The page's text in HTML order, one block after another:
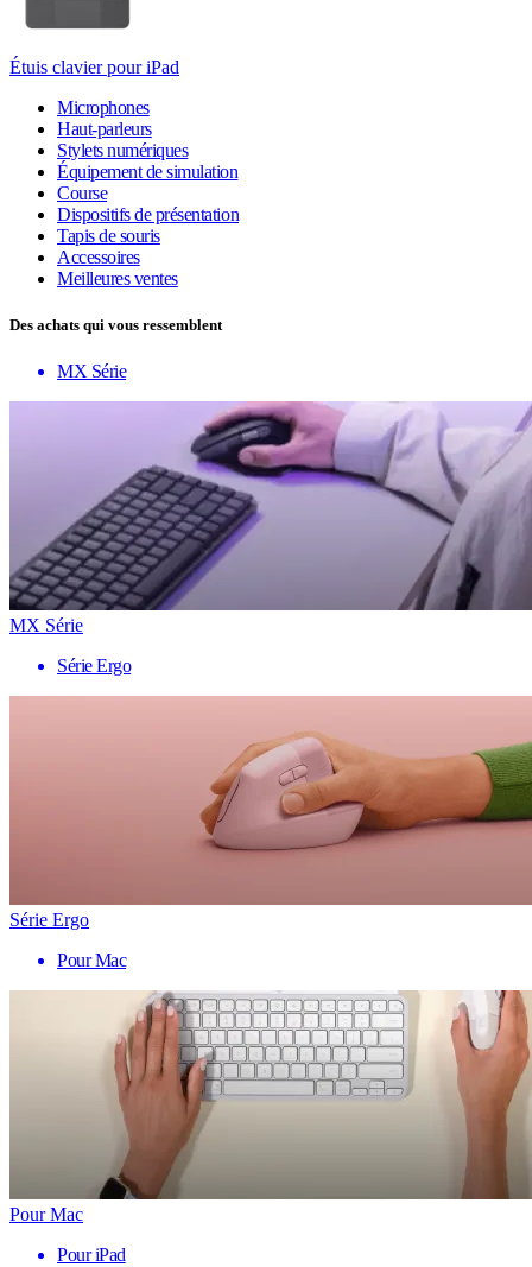
Étuis clavier pour iPad
Microphones
Haut-parleurs
Stylets numériques
Équipement de simulation
Course
Dispositifs de présentation
Tapis de souris
Accessoires
Meilleures ventes
Des achats qui vous ressemblent
MX Série
MX Série
Série Ergo
Série Ergo
Pour Mac
Pour Mac
Pour iPad